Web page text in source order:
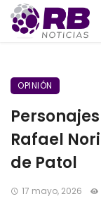
OPINIÓN
Rafael
de Patol
17 mayo, 2026